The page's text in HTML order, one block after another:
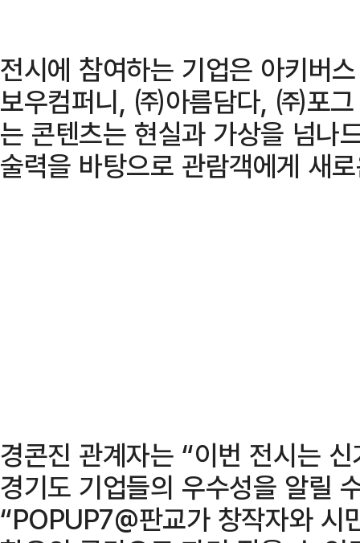
전시에 참여하는 기업은 아키버
보우컴퍼니, ㈜아름담다, ㈜포
는 콘텐츠는 현실과 가상을 넘나
술력을 바탕으로 관람객에게 새
경콘진 관계자는 “이번 전시는
경기도 기업들의 우수성을 알릴
“POPUP7@판교가 창작자와 시